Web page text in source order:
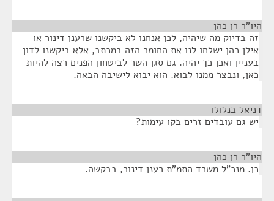
היו"ר רן כהן
זה בדיוק מה שיהיה, לכן אנחנו לא ביקשנו שרענן דינור או
אילן כהן ישלחו לנו את החומר הזה במכתב, אלא ביקשנו לדון
בעניין ואכן כך יהיה. גם סגן השר לביטחון הפנים רצה להיות
כאן, ונבצר ממנו לבוא. הוא יבוא לישיבה הבאה.
דניאל בנלולו
יש גם עובדים זרים בקו עימות?
היו"ר רן כהן
כן. מנכ"ל משרד התמ"ת רענן דינור, בבקשה.